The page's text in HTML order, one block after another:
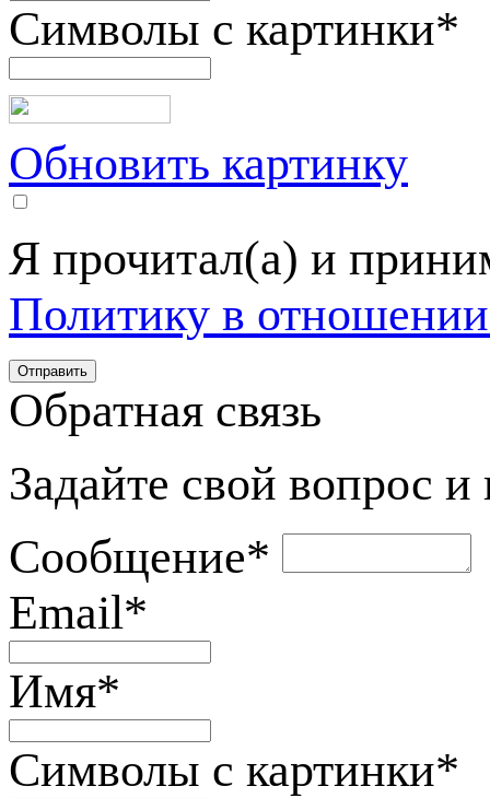
Символы с картинки*
Обновить картинку
Я прочитал(а) и
Политику в
Обратная связь
Задайте свой вопрос
Сообщение*
Email*
Имя*
Символы с картинки*